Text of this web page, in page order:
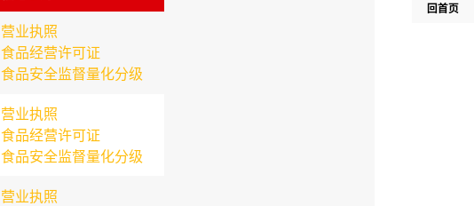
回首页
营业执照
食品经营许可证
食品安全监督量化分级
营业执照
食品经营许可证
食品安全监督量化分级
营业执照